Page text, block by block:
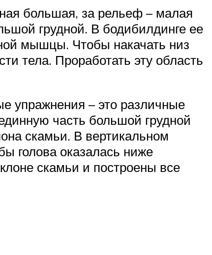
большая, за рельеф – малая
грудной. В бодибилдинге ее
мышцы. Чтобы накачать низ
тела. Проработать эту область
упражнения – это различные
часть большой грудной
скамьи. В вертикальном
голова оказалась ниже
скамьи и построены все